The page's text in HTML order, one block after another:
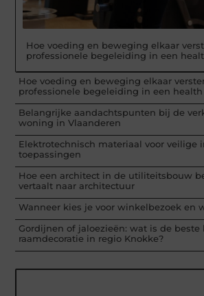
Hoe voeding en beweging elkaar
professionele begeleiding in een
Hoe voeding en beweging elkaar
professionele begeleiding in een
Belangrijke aandachtspunten bij de
woning in Vlaanderen
Elektrotechnisch materiaal voor veilige
toepassingen
Hoe een architect in de utiliteitsbouw
vertaalt naar architectuur
Wanneer kies je voor winkelbezoek en
Gordijnen of jaloezieën: wat is de beste
raamdecoratie in regio Knokke?